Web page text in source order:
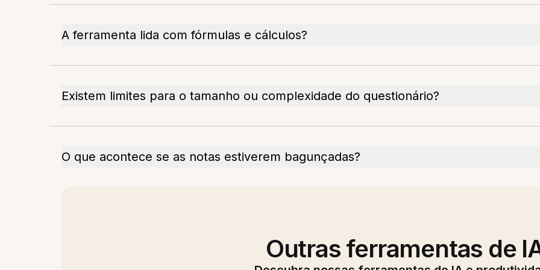
A ferramenta lida com fórmulas e cálculos?
Existem limites para o tamanho ou complexidade do questionário?
O que acontece se as notas estiverem bagunçadas?
Outras ferramentas de